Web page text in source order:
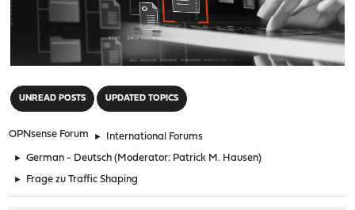
UNREAD POSTS UPDATED TOPICS
OPNsense Forum ► International Forums
► German - Deutsch (Moderator: Patrick M. Hausen)
► Frage zu Traffic Shaping